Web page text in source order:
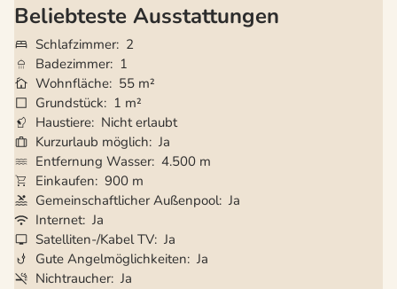
Beliebteste Ausstattungen
Schlafzimmer 2
Badezimmer 1
Wohnfläche 55 m²
Grundstück
1 m²
Haustiere Nicht erlaubt
Kurzurlaub möglich Ja
Entfernung Wasser 4.500 m
Einkaufen 900 m
Gemeinschaftlicher Außenpool Ja
Internet Ja
Satelliten-/Kabel TV Ja
Gute Angelmöglichkeiten Ja
Nichtraucher Ja